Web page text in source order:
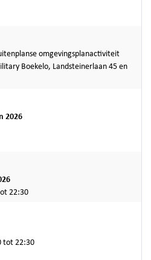
omgevingsplanactiviteit
Boekelo, Landsteinerlaan 45 en
2026
22:30
tot 22:30